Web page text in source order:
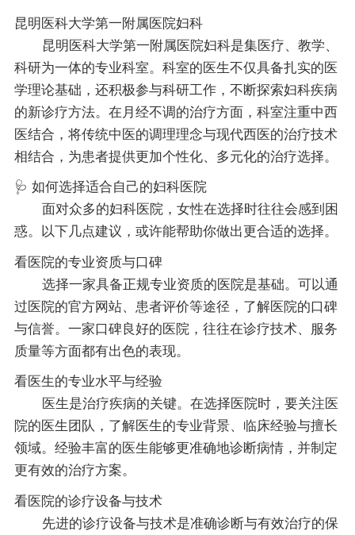
昆明医科大学第一附属医院妇科
昆明医科大学第一附属医院妇科是集医疗、教学、
科研为一体的专业科室。科室的医生不仅具备扎实的医
学理论基础，还积极参与科研工作，不断探索妇科疾病
的新诊疗方法。在月经不调的治疗方面，科室注重中西
医结合，将传统中医的调理理念与现代西医的治疗技术
相结合，为患者提供更加个性化、多元化的治疗选择。
🩺 如何选择适合自己的妇科医院
面对众多的妇科医院，女性在选择时往往会感到困
惑。以下几点建议，或许能帮助你做出更合适的选择。
看医院的专业资质与口碑
选择一家具备正规专业资质的医院是基础。可以通
过医院的官方网站、患者评价等途径，了解医院的口碑
与信誉。一家口碑良好的医院，往往在诊疗技术、服务
质量等方面都有出色的表现。
看医生的专业水平与经验
医生是治疗疾病的关键。在选择医院时，要关注医
院的医生团队，了解医生的专业背景、临床经验与擅长
领域。经验丰富的医生能够更准确地诊断病情，并制定
更有效的治疗方案。
看医院的诊疗设备与技术
先进的诊疗设备与技术是准确诊断与有效治疗的保